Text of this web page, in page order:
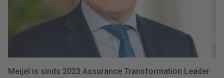
Meijel is sinds 2023 Assurance Transformation Leader